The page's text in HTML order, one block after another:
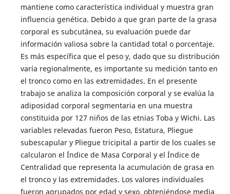
mantiene como característica individual y muestra gran
influencia genética. Debido a que gran parte de la grasa
corporal es subcutánea, su evaluación puede dar
información valiosa sobre la cantidad total o porcentaje.
Es más específica que el peso y, dado que su distribución
varía regionalmente, es importante su medición tanto en
el tronco como en las extremidades. En el presente
trabajo se analiza la composición corporal y se evalúa la
adiposidad corporal segmentaria en una muestra
constituida por 127 niños de las etnias Toba y Wichi. Las
variables relevadas fueron Peso, Estatura, Pliegue
subescapular y Pliegue tricipital a partir de los cuales se
calcularon el Índice de Masa Corporal y el Índice de
Centralidad que representa la acumulación de grasa en
el tronco y las extremidades. Los valores individuales
fueron agrupados por edad y sexo, obteniéndose media